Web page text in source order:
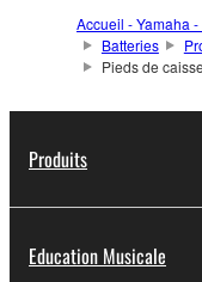
Accueil - Yamaha
Batteries
Pieds de
Produits
Education Musicale